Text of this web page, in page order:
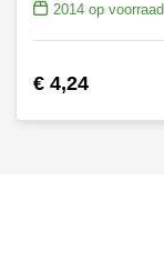
2014 op voorraad
€ 4,24